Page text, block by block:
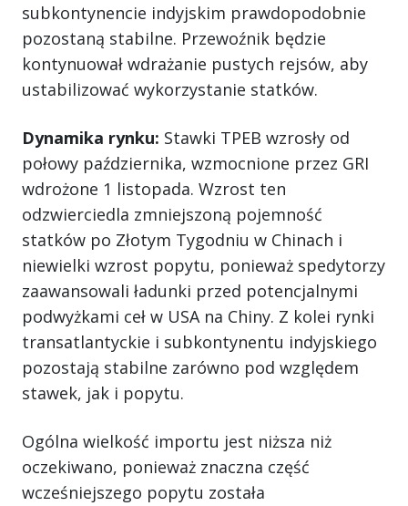
subkontynencie indyjskim prawdopodobnie
pozostaną stabilne. Przewoźnik będzie
kontynuował wdrażanie pustych rejsów, aby
ustabilizować wykorzystanie statków.
Dynamika rynku: Stawki TPEB wzrosły od
połowy października, wzmocnione przez GRI
wdrożone 1 listopada. Wzrost ten
odzwierciedla zmniejszoną pojemność
statków po Złotym Tygodniu w Chinach i
niewielki wzrost popytu, ponieważ spedytorzy
zaawansowali ładunki przed potencjalnymi
podwyżkami ceł w USA na Chiny. Z kolei rynki
transatlantyckie i subkontynentu indyjskiego
pozostają stabilne zarówno pod względem
stawek, jak i popytu.
Ogólna wielkość importu jest niższa niż
oczekiwano, ponieważ znaczna część
wcześniejszego popytu została